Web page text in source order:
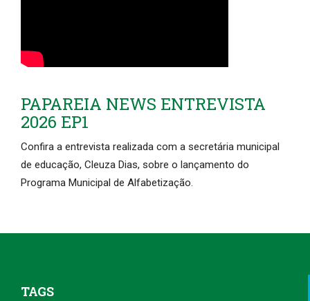
PAPAREIA NEWS ENTREVISTA
2026 EP1
Confira a entrevista realizada com a secretária municipal
de educação, Cleuza Dias, sobre o lançamento do
Programa Municipal de Alfabetização.
TAGS